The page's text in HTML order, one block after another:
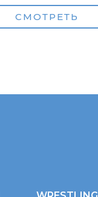
СМОТРЕТЬ